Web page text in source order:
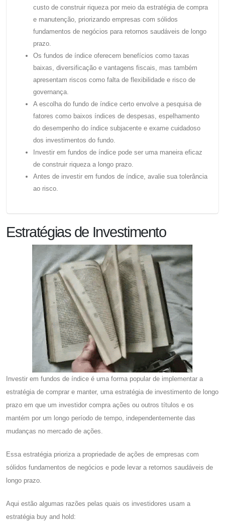
custo de construir riqueza por meio da estratégia de compra
e manutenção, priorizando empresas com sólidos
fundamentos de negócios para retornos saudáveis ​​de longo
prazo.
Os fundos de índice oferecem benefícios como taxas
baixas, diversificação e vantagens fiscais, mas também
apresentam riscos como falta de flexibilidade e risco de
governança.
A escolha do fundo de índice certo envolve a pesquisa de
fatores como baixos índices de despesas, espelhamento
do desempenho do índice subjacente e exame cuidadoso
dos investimentos do fundo.
Investir em fundos de índice pode ser uma maneira eficaz
de construir riqueza a longo prazo.
Antes de investir em fundos de índice, avalie sua tolerância
ao risco.
Estratégias de Investimento
Investir em fundos de índice é uma forma popular de implementar a
estratégia de comprar e manter, uma estratégia de investimento de longo
prazo em que um investidor compra ações ou outros títulos e os
mantém por um longo período de tempo, independentemente das
mudanças no mercado de ações.
Essa estratégia prioriza a propriedade de ações de empresas com
sólidos fundamentos de negócios e pode levar a retornos saudáveis ​​de
longo prazo.
Aqui estão algumas razões pelas quais os investidores usam a
estratégia buy and hold: